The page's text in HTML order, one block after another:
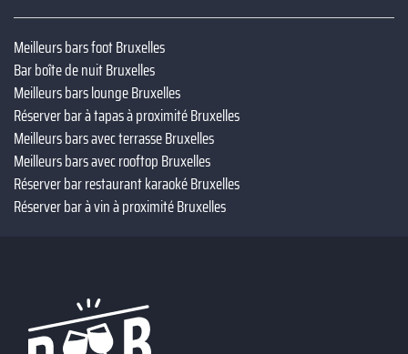
Meilleurs bars foot Bruxelles
Bar boîte de nuit Bruxelles
Meilleurs bars lounge Bruxelles
Réserver bar à tapas à proximité Bruxelles
Meilleurs bars avec terrasse Bruxelles
Meilleurs bars avec rooftop Bruxelles
Réserver bar restaurant karaoké Bruxelles
Réserver bar à vin à proximité Bruxelles